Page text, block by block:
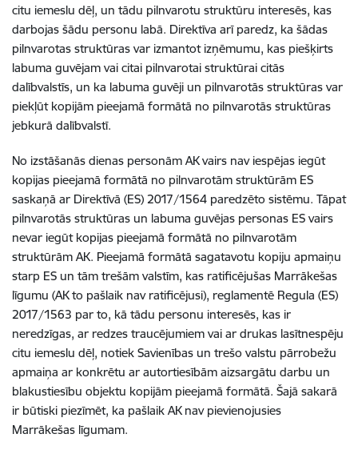
citu iemeslu dēļ, un tādu pilnvarotu struktūru interesēs, kas
darbojas šādu personu labā. Direktīva arī paredz, ka šādas
pilnvarotas struktūras var izmantot izņēmumu, kas piešķirts
labuma guvējam vai citai pilnvarotai struktūrai citās
dalībvalstīs, un ka labuma guvēji un pilnvarotās struktūras var
piekļūt kopijām pieejamā formātā no pilnvarotās struktūras
jebkurā dalībvalstī.
No izstāšanās dienas personām AK vairs nav iespējas iegūt
kopijas pieejamā formātā no pilnvarotām struktūrām ES
saskaņā ar Direktīvā (ES) 2017/1564 paredzēto sistēmu. Tāpat
pilnvarotās struktūras un labuma guvējas personas ES vairs
nevar iegūt kopijas pieejamā formātā no pilnvarotām
struktūrām AK. Pieejamā formātā sagatavotu kopiju apmaiņu
starp ES un tām trešām valstīm, kas ratificējušas Marrākešas
līgumu (AK to pašlaik nav ratificējusi), reglamentē Regula (ES)
2017/1563 par to, kā tādu personu interesēs, kas ir
neredzīgas, ar redzes traucējumiem vai ar drukas lasītnespēju
citu iemeslu dēļ, notiek Savienības un trešo valstu pārrobežu
apmaiņa ar konkrētu ar autortiesībām aizsargātu darbu un
blakustiesību objektu kopijām pieejamā formātā. Šajā sakarā
ir būtiski piezīmēt, ka pašlaik AK nav pievienojusies
Marrākešas līgumam.